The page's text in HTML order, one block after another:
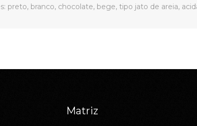
preto, branco, chocolate, bege, tipo jato de areia,
Matriz